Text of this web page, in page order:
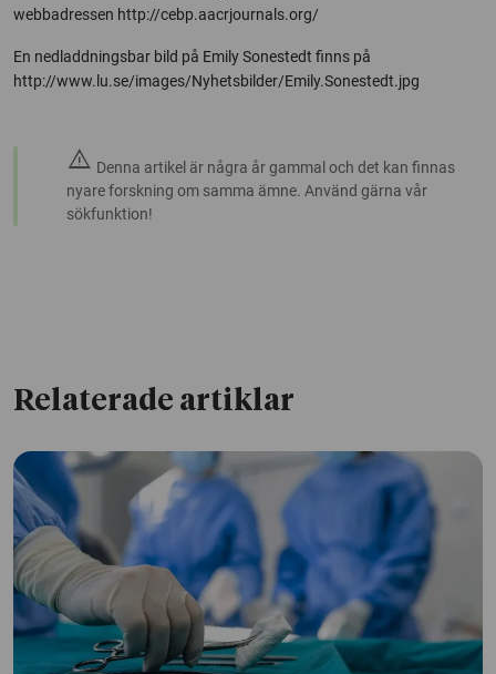
webbadressen http://cebp.aacrjournals.org/
En nedladdningsbar bild på Emily Sonestedt finns på
http://www.lu.se/images/Nyhetsbilder/Emily.Sonestedt.jpg
warning Denna artikel är några år gammal och det kan finnas
nyare forskning om samma ämne. Använd gärna vår
sökfunktion!
Relaterade artiklar